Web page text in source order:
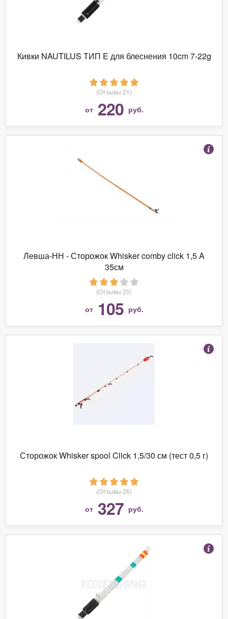
Кивки NAUTILUS ТИП E для блеснения 10cm 7-22g
(Отзывы 21)
от 220 руб.
Левша-НН - Сторожок Whisker comby click 1,5 A
35см
(Отзывы 20)
от 105 руб.
Сторожок Whisker spool Click 1,5/30 см (тест 0,5 г)
(Отзывы 26)
от 327 руб.